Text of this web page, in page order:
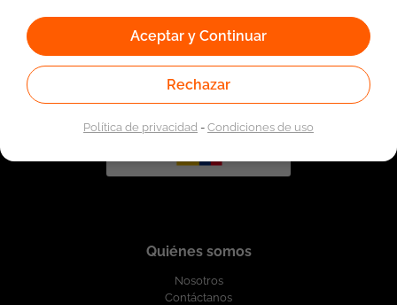
0026 del 17 de Enero de 2023,Ver resolución.
Quiénes somos
Nosotros
Contáctanos
Aceptar y Continuar
Rechazar
Política de privacidad -Condiciones de uso